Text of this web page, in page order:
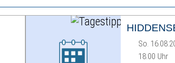
So.
18:00 Uhr